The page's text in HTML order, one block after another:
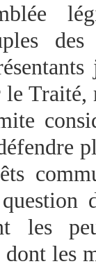
les
les